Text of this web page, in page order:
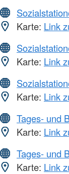
Karte: Link
Karte: Link
Karte: Link
Tages- und
Karte: Link
Tages- und
Karte: Link